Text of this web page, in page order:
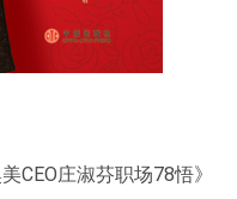
CEO庄淑芬职场78悟》